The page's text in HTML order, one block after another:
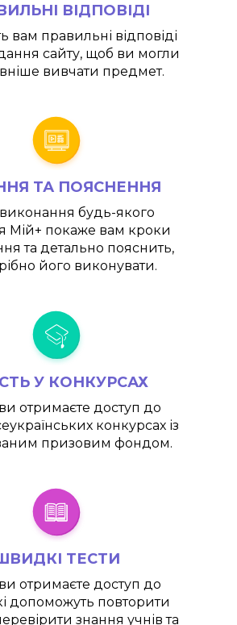
ВІДПОВІДІ
вам правильні відповіді
сайту, щоб ви могли
вивчати предмет.
ТА ПОЯСНЕННЯ
виконання будь-якого
Мій+ покаже вам кроки
та детально пояснить,
його виконувати.
У КОНКУРСАХ
ви отримаєте доступ до
конкурсах із
призовим фондом.
ТЕСТИ
ви отримаєте доступ до
допоможуть повторити
знання учнів та